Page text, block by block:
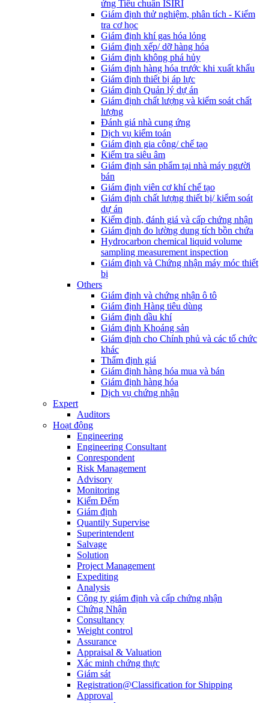
ứng Tiêu chuẩn ISIRI
Giám định thử nghiệm, phân tích - Kiểm
tra cơ học
Giám định khí gas hóa lỏng
Giám định xếp/ dỡ hàng hóa
Giám định không phá hủy
Giám định hàng hóa trước khi xuất khẩu
Giám định thiết bị áp lực
Giám định Quản lý dự án
Giám định chất lượng và kiểm soát chất
lượng
Đánh giá nhà cung ứng
Dịch vụ kiểm toán
Giám định gia công/ chế tạo
Kiểm tra siêu âm
Giám định sản phẩm tại nhà máy người
bán
Giám định viên cơ khí chế tạo
Giám định chất lượng thiết bị/ kiểm soát
dự án
Kiểm định, đánh giá và cấp chứng nhận
Giám định đo lường dung tích bồn chứa
Hydrocarbon chemical liquid volume
sampling measurement inspection
Giám định và Chứng nhận máy móc thiết
bị
Others
Giám định và chứng nhận ô tô
Giám định Hàng tiêu dùng
Giám định dầu khí
Giám định Khoáng sản
Giám định cho Chính phủ và các tổ chức
khác
Thẩm định giá
Giám định hàng hóa mua và bán
Giám định hàng hóa
Dịch vụ chứng nhận
Expert
Auditors
Hoạt động
Engineering
Engineering Consultant
Conrespondent
Risk Management
Advisory
Monitoring
Kiểm Đếm
Giám định
Quantily Supervise
Superintendent
Salvage
Solution
Project Management
Expediting
Analysis
Công ty giám định và cấp chứng nhận
Chứng Nhận
Consultancy
Weight control
Assurance
Appraisal & Valuation
Xác minh chứng thực
Giám sát
Registration@Classification for Shipping
Approval